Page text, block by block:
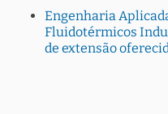
Engenharia
Fluidotérmicos
de extensão